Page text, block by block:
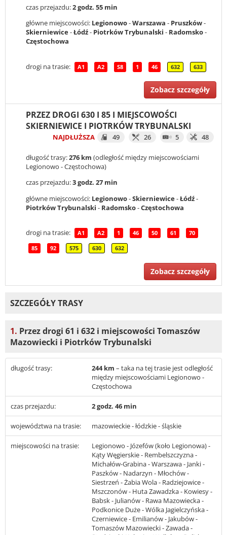
czas przejazdu:2 godz. 55 min
główne miejscowości: Legionowo-Warszawa - Pruszków-
Skierniewice-Łódź- Piotrków Trybunalski - Radomsko-
Częstochowa
drogi na trasie: A1 A2 S8 1 46 632 633
Zobacz szczegóły
PRZEZ DROGI 630 I 85 I MIEJSCOWOŚCI
SKIERNIEWICE I PIOTRKÓW TRYBUNALSKI
NAJDŁUŻSZA 49 26 5 48
długość trasy:276 km (odległość między miejscowościami
Legionowo - Częstochowa)
czas przejazdu:3 godz. 27 min
główne miejscowości: Legionowo-Skierniewice-Łódź-
Piotrków Trybunalski - Radomsko-Częstochowa
drogi na trasie: A1 A2 1 46 50 61 70
85 92 575 630 632
Zobacz szczegóły
SZCZEGÓŁY TRASY
1. Przez drogi 61 i 632 i miejscowości Tomaszów
Mazowiecki i Piotrków Trybunalski
długość trasy: 244 km – taka na tej trasie jest odległość
między miejscowościami Legionowo -
Częstochowa
czas przejazdu: 2 godz. 46 min
województwa na trasie: mazowieckie - łódzkie - śląskie
miejscowości na trasie:
Legionowo - Józefów (koło Legionowa) -
Kąty Węgierskie - Rembelszczyzna -
Michałów-Grabina - Warszawa - Janki -
Paszków - Nadarzyn - Młochów -
Siestrzeń - Żabia Wola - Radziejowice -
Mszczonów - Huta Zawadzka - Kowiesy -
Babsk - Julianów - Rawa Mazowiecka -
Podkonice Duże - Wólka Jagielczyńska -
Czerniewice - Emilianów - Jakubów -
Tomaszów Mazowiecki - Zawada -